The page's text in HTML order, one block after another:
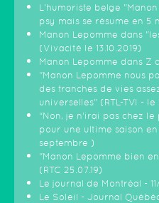
L'humoriste belge
psy mais se résume en 5
Manon Lepomme dans
(Vivacité le 13.10.2019)
Manon Lepomme dans Z
"Manon Lepomme nous
des tranches de vies
universelles" (RTL-TVI - le
“Non, je n’irai pas chez
pour une ultime saison
septembre )
"Manon Lepomme bien
(RTC 25.07.19)
Le journal de Montréal -
Le Soleil - Journal